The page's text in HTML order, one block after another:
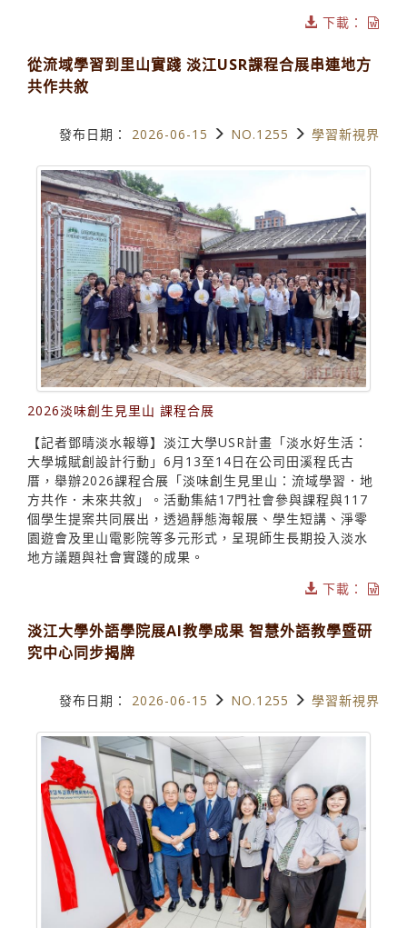
下載：
從流域學習到里山實踐 淡江USR課程合展串連地方
共作共敘
發布日期： 2026-06-15 NO.1255 學習新視界
2026淡味創生見里山 課程合展
【記者鄧晴淡水報導】淡江大學USR計畫「淡水好生活：
大學城賦創設計行動」6月13至14日在公司田溪程氏古
厝，舉辦2026課程合展「淡味創生見里山：流域學習．地
方共作．未來共敘」。活動集結17門社會參與課程與117
個學生提案共同展出，透過靜態海報展、學生短講、淨零
園遊會及里山電影院等多元形式，呈現師生長期投入淡水
地方議題與社會實踐的成果。
下載：
淡江大學外語學院展AI教學成果 智慧外語教學暨研
究中心同步揭牌
發布日期： 2026-06-15 NO.1255 學習新視界